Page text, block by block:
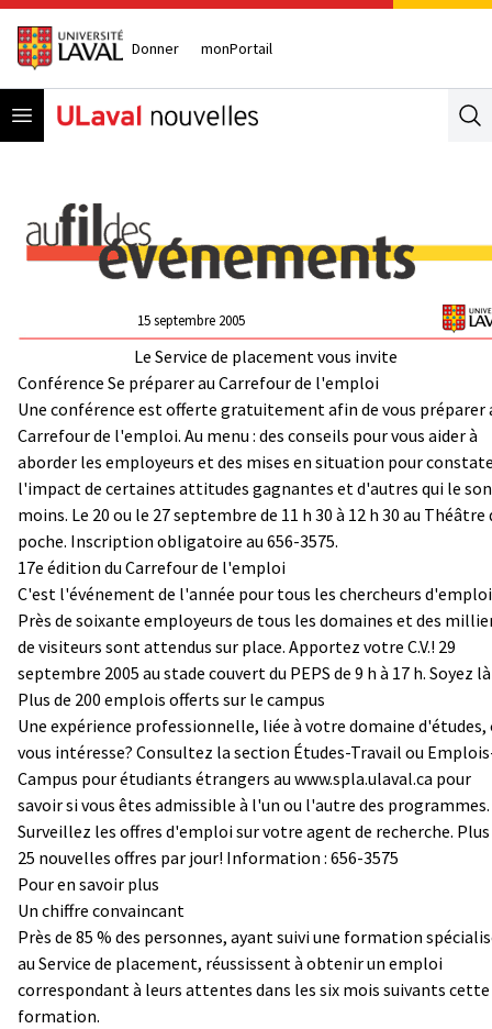
Donner monPortail
Open menu
15 septembre 2005
Le Service de placement vous invite
Conférence Se préparer au Carrefour de l'emploi
Une conférence est offerte gratuitement afin de vous préparer
Carrefour de l'emploi. Au menu : des conseils pour vous aider à
aborder les employeurs et des mises en situation pour
l'impact de certaines attitudes gagnantes et d'autres qui le
moins. Le 20 ou le 27 septembre de 11 h 30 à 12 h 30 au Théâtre
poche. Inscription obligatoire au 656-3575.
17e édition du Carrefour de l'emploi
C'est l'événement de l'année pour tous les chercheurs
Près de soixante employeurs de tous les domaines et des
de visiteurs sont attendus sur place. Apportez votre C.V.! 29
septembre 2005 au stade couvert du PEPS de 9 h à 17 h. Soyez
Plus de 200 emplois offerts sur le campus
Une expérience professionnelle, liée à votre domaine d'études,
vous intéresse? Consultez la section Études-Travail ou
Campus pour étudiants étrangers au www.spla.ulaval.ca pour
savoir si vous êtes admissible à l'un ou l'autre des programmes.
Surveillez les offres d'emploi sur votre agent de recherche. Plus
25 nouvelles offres par jour! Information : 656-3575
Pour en savoir plus
Un chiffre convaincant
Près de 85 % des personnes, ayant suivi une formation
au Service de placement, réussissent à obtenir un emploi
correspondant à leurs attentes dans les six mois suivants cette
formation.